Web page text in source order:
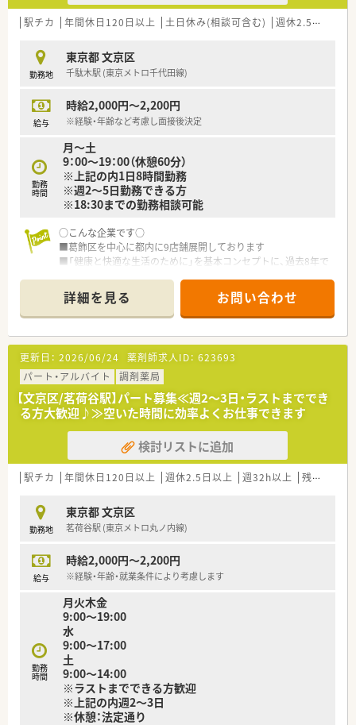
駅チカ 年間休日120日以上 土日休み(相談可含む) 週休2.5日以上
勤務地
東京都 文京区
千駄木駅 (東京メトロ千代田線)
給与
時給2,000円～2,200円
※経験・年齢など考慮し面接後決定
勤務
時間
月～土
9：00～19：00（休憩60分）
※上記の内1日8時間勤務
※週2～5日勤務できる方
※18:30までの勤務相談可能
○こんな企業です○
■葛飾区を中心に都内に9店舗展開しております
■「健康と快適な生活のために」を基本コンセプトに、過去8年で
■一般調剤薬局から大学病院前調剤薬局、OTCにおいては相談薬
局から駅前立地のドラッグストアを出店しています。また、他に
は介護事業（訪問介護、居宅介護支援業務）、インターネットでの
相談、通信販売、特殊健康食品の販売を行っており、訪問薬剤管
理指導まで、薬剤師として活躍できる分野を最大限事業に生かし
ております。
○こんな薬局です○
■千駄木駅から徒歩4分！
■メインの応需科目は整形外科・内科です
■OTC販売も行っております♪
■1日の処方箋枚数は70枚程度
■人数体制も整っているので1人あたりの負担は少ない環境で
す！
詳細を見る お問い合わせ
更新日： 2026/06/24 薬剤師求人ID： 623693
パート・アルバイト
調剤薬局
【文京区/茗荷谷駅】パート募集≪週2～3日・ラストまででき
る方大歓迎♪≫空いた時間に効率よくお仕事できます
検討リストに追加
駅チカ 年間休日120日以上 週休2.5日以上 週32h以上 残業なし(ほぼなし含む)
勤務地
東京都 文京区
茗荷谷駅 (東京メトロ丸ノ内線)
給与
時給2,000円～2,200円
※経験・年齢・就業条件により考慮します
勤務
時間
月火木金
9:00〜19:00
水
9:00～17:00
土
9:00〜14:00
※ラストまでできる方歓迎
※上記の内週2～3日
※休憩：法定通り